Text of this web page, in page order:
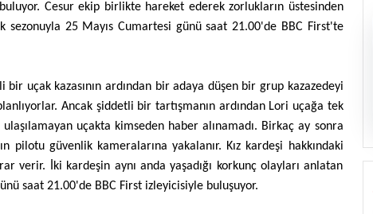
Cesur ekip birlikte hareket ederek zorlukların üstesinden
25 Mayıs Cumartesi günü saat 21.00'de BBC First'te
uçak kazasının ardından bir adaya düşen bir grup kazazedeyi
Ancak şiddetli bir tartışmanın ardından Lori uçağa tek
uçakta kimseden haber alınamadı. Birkaç ay sonra
pilotu güvenlik kameralarına yakalanır. Kız kardeşi hakkındaki
verir. İki kardeşin aynı anda yaşadığı korkunç olayları anlatan
saat 21.00'de BBC First izleyicisiyle buluşuyor.